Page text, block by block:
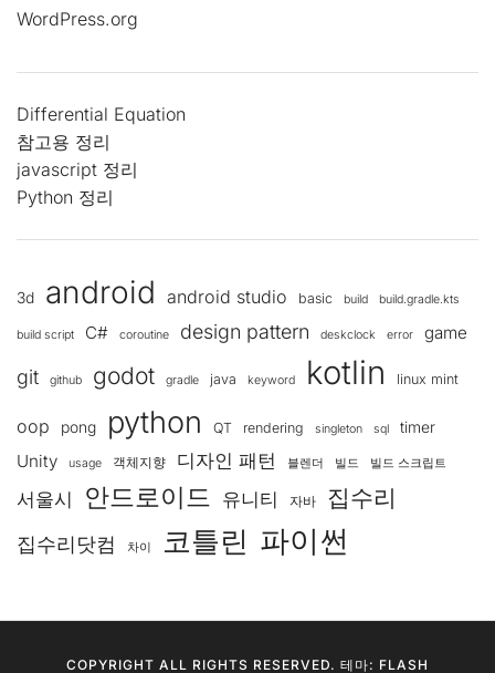
WordPress.org
Differential Equation
참고용 정리
javascript 정리
Python 정리
3d android android studio basic build build.gradle.kts
build script C# coroutine design pattern deskclock error game
git github godot gradle java keyword kotlin linux mint
oop pong python QT rendering singleton sql timer
Unity usage 객체지향 디자인 패턴 블렌더 빌드 빌드 스크립트
서울시 안드로이드 유니티 자바 집수리
집수리닷컴 차이 코틀린 파이썬
COPYRIGHT ALL RIGHTS RESERVED. 테마: FLASH